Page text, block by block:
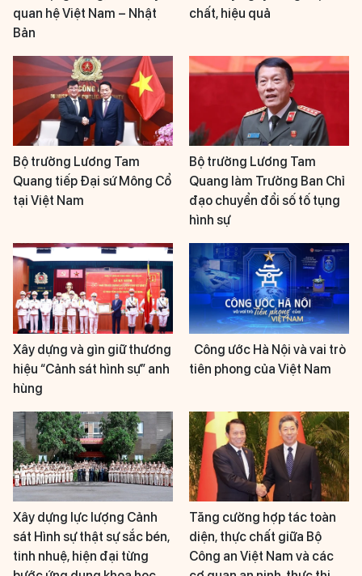
quan hệ Việt Nam – Nhật
Bản
chất, hiệu quả
Bộ trưởng Lương Tam
Quang tiếp Đại sứ Mông Cổ
tại Việt Nam
Bộ trưởng Lương Tam
Quang làm Trưởng Ban Chỉ
đạo chuyển đổi số tố tụng
hình sự
Xây dựng và gìn giữ thương
hiệu “Cảnh sát hình sự” anh
hùng
Công ước Hà Nội và vai trò
tiên phong của Việt Nam
Xây dựng lực lượng Cảnh
sát Hình sự thật sự sắc bén,
tinh nhuệ, hiện đại từng
Tăng cường hợp tác toàn
diện, thực chất giữa Bộ
Công an Việt Nam và các